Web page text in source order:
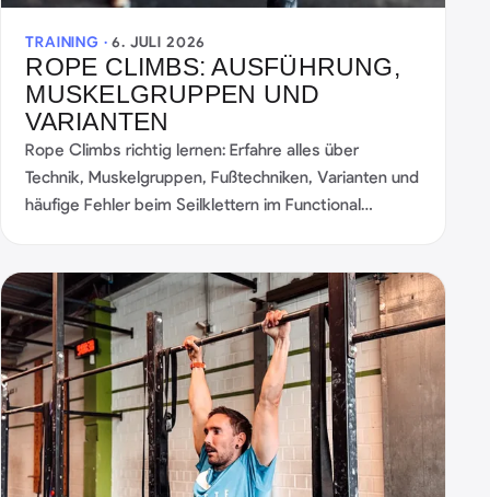
TRAINING ·6. JULI 2026
ROPE CLIMBS: AUSFÜHRUNG,
MUSKELGRUPPEN UND
VARIANTEN
Rope Climbs richtig lernen: Erfahre alles über
Technik, Muskelgruppen, Fußtechniken, Varianten und
häufige Fehler beim Seilklettern im Functional